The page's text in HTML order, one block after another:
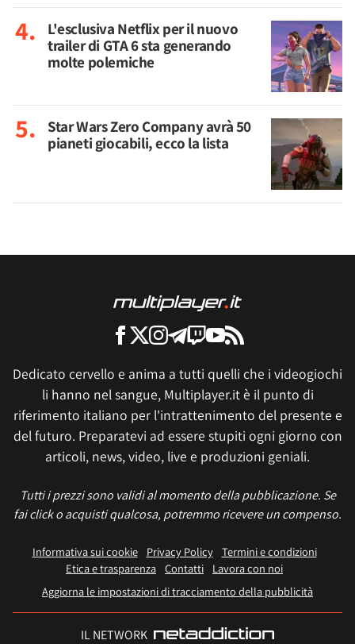
L'esclusiva Netflix per il nuovo
trailer di GTA 6 sta generando
molte polemiche
Star Wars Zero Company avrà 50
pianeti giocabili, ecco la lista
Dedicato cervello e anima a tutti quelli che i videogiochi
li hanno nel sangue, Multiplayer.it è il punto di
riferimento italiano per l'intrattenimento del presente e
del futuro. Preparatevi ad essere stupiti ogni giorno con
articoli, news, video, live e produzioni geniali.
Tutti i prezzi sono validi al momento della pubblicazione. Se
fai click o acquisti qualcosa, potremmo ricevere un compenso.
Informativa sui cookie Privacy Policy
Termini e condizioni
Etica e trasparenza Contatti
Lavora con noi
Aggiorna le impostazioni di tracciamento della pubblicità
IL NETWORK